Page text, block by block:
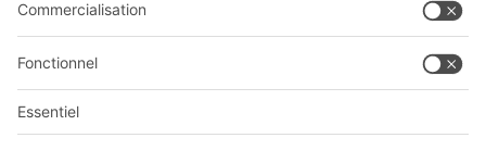
+41 41 790 20 64
© 2026 BITO-Lagertechnik Bittmann GmbH